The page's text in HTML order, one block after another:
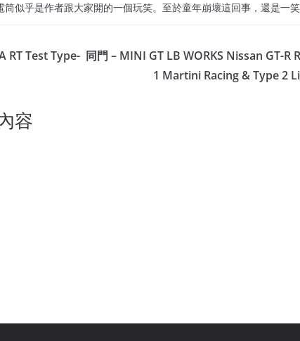
似乎是作者跟大家開的一個玩笑。至於童年崩壞這回事，還是一笑
RT Test Type- 同門 – MINI GT LB WORKS Nissan GT-R
1 Martini Racing & Type 2
容